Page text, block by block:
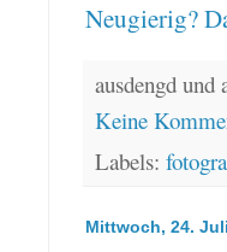
Neugierig?
ausdengd
Keine
Labels:
Mittwoch, 24.